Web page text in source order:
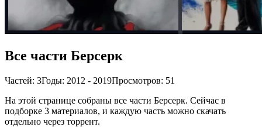
Все части Берсерк
Частей: 3Годы: 2012 - 2019Просмотров: 51
На этой странице собраны все части Берсерк. Сейчас в
подборке 3 материалов, и каждую часть можно скачать
отдельно через торрент.